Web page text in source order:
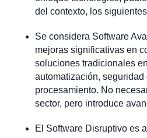
del contexto, los
Se considera Software
mejoras significativas en
soluciones tradicionales
automatización,
procesamiento. No
sector, pero introduce
El Software Disruptivo es